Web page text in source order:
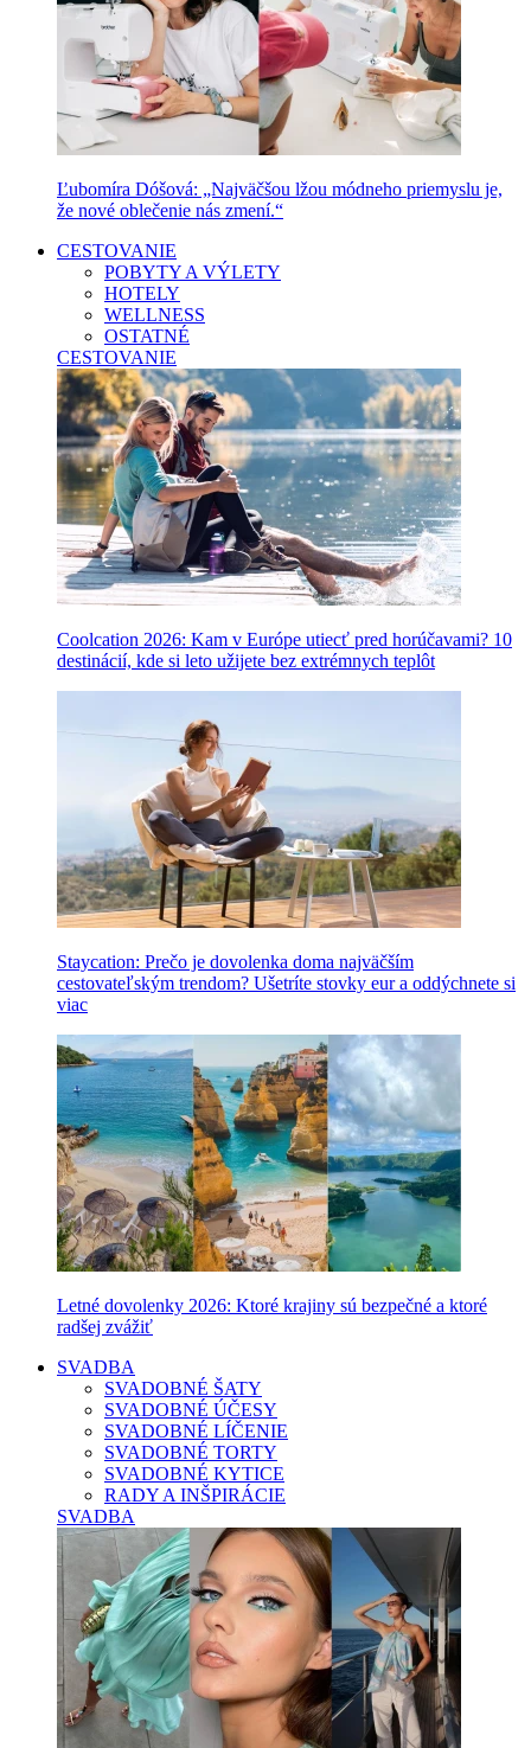
Ľubomíra Dóšová: „Najväčšou lžou módneho priemyslu je,
že nové oblečenie nás zmení.“
CESTOVANIE
POBYTY A VÝLETY
HOTELY
WELLNESS
OSTATNÉ
CESTOVANIE
Coolcation 2026: Kam v Európe utiecť pred horúčavami? 10
destinácií, kde si leto užijete bez extrémnych teplôt
Staycation: Prečo je dovolenka doma najväčším
cestovateľským trendom? Ušetríte stovky eur a oddýchnete si
viac
Letné dovolenky 2026: Ktoré krajiny sú bezpečné a ktoré
radšej zvážiť
SVADBA
SVADOBNÉ ŠATY
SVADOBNÉ ÚČESY
SVADOBNÉ LÍČENIE
SVADOBNÉ TORTY
SVADOBNÉ KYTICE
RADY A INŠPIRÁCIE
SVADBA